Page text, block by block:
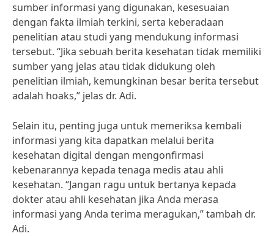
sumber informasi yang digunakan, kesesuaian
dengan fakta ilmiah terkini, serta keberadaan
penelitian atau studi yang mendukung informasi
tersebut. “Jika sebuah berita kesehatan tidak memiliki
sumber yang jelas atau tidak didukung oleh
penelitian ilmiah, kemungkinan besar berita tersebut
adalah hoaks,” jelas dr. Adi.
Selain itu, penting juga untuk memeriksa kembali
informasi yang kita dapatkan melalui berita
kesehatan digital dengan mengonfirmasi
kebenarannya kepada tenaga medis atau ahli
kesehatan. “Jangan ragu untuk bertanya kepada
dokter atau ahli kesehatan jika Anda merasa
informasi yang Anda terima meragukan,” tambah dr.
Adi.